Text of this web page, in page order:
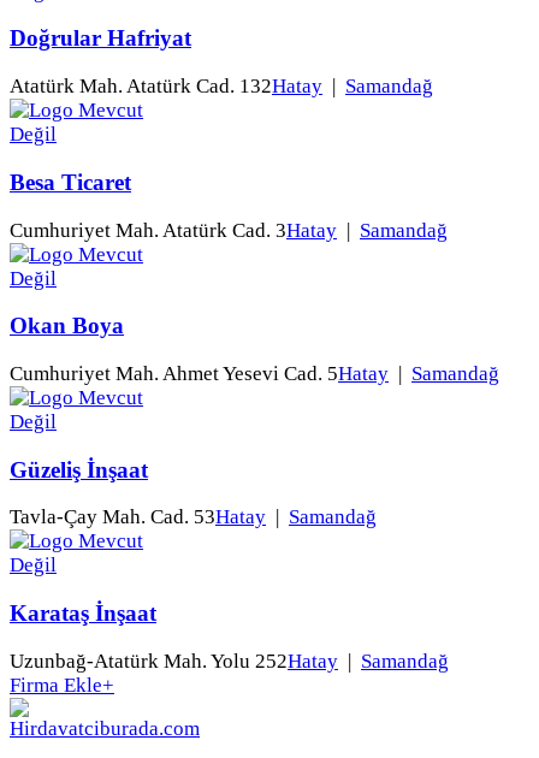
Doğrular Hafriyat
Atatürk Mah. Atatürk Cad. 132Hatay | Samandağ
Besa Ticaret
Cumhuriyet Mah. Atatürk Cad. 3Hatay | Samandağ
Okan Boya
Cumhuriyet Mah. Ahmet Yesevi Cad. 5Hatay | Samandağ
Güzeliş İnşaat
Tavla-Çay Mah. Cad. 53Hatay Samandağ
Karataş İnşaat
Uzunbağ-Atatürk Mah. Yolu 252Hatay | Samandağ
Firma Ekle+